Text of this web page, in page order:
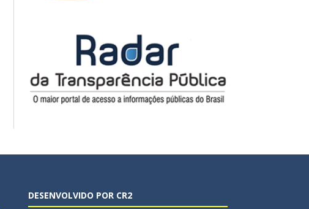
DESENVOLVIDO POR CR2